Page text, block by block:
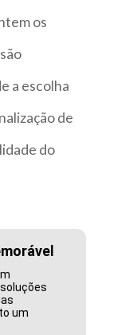
os
a escolha
de
do
um